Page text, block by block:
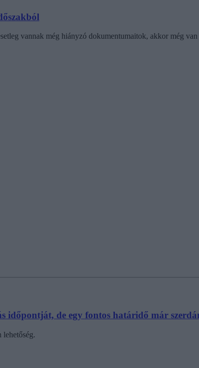
vannak még hiányzó dokumentumaitok, akkor még
időpontját, de egy fontos határidő már